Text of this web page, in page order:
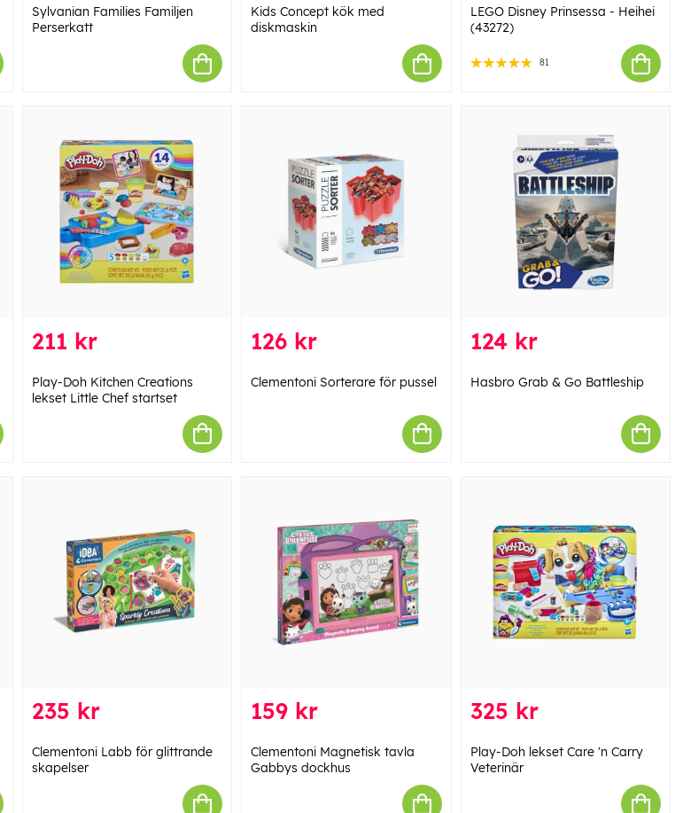
Sylvanian Families Familjen
Perserkatt
Kids Concept kök med
diskmaskin
LEGO Disney Prinsessa - Heihei
(43272)
81
211 kr
Play-Doh Kitchen Creations
lekset Little Chef startset
126 kr
Clementoni Sorterare för pussel
124 kr
Hasbro Grab & Go Battleship
235 kr
Clementoni Labb för glittrande
skapelser
159 kr
Clementoni Magnetisk tavla
Gabbys dockhus
325 kr
Play-Doh lekset Care 'n Carry
Veterinär